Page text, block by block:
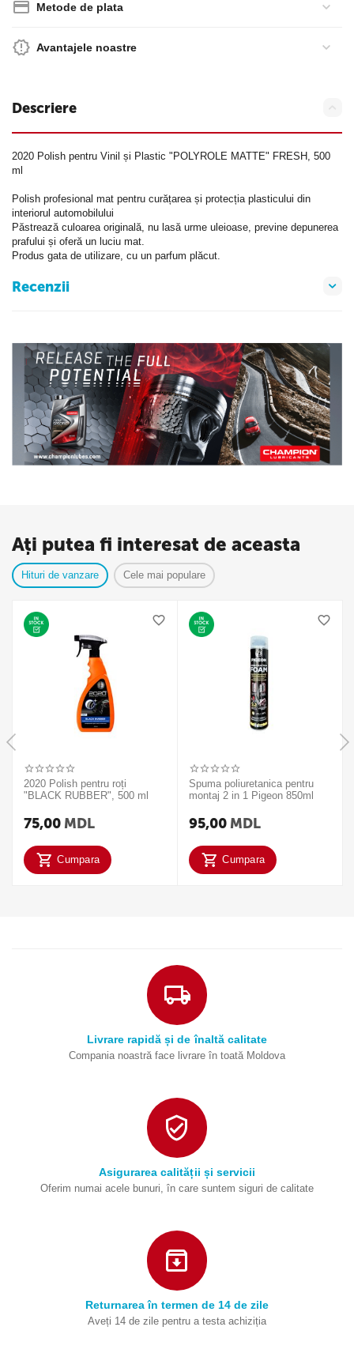
Metode de plata
Avantajele noastre
Descriere
2020 Polish pentru Vinil și Plastic "POLYROLE MATTE" FRESH, 500
ml
Polish profesional mat pentru curățarea și protecția plasticului din
interiorul automobilului
Păstrează culoarea originală, nu lasă urme uleioase, previne depunerea
prafului și oferă un luciu mat.
Produs gata de utilizare, cu un parfum plăcut.
Recenzii
Ați putea fi interesat de aceasta
Hituri de vanzare Cele mai populare
2020 Polish pentru roți
"BLACK RUBBER", 500 ml
75,00 MDL
Cumpara
Spuma poliuretanica pentru
montaj 2 in 1 Pigeon 850ml
95,00 MDL
Cumpara
Livrare rapidă și de înaltă calitate
Compania noastră face livrare în toată Moldova
Asigurarea calității și servicii
Oferim numai acele bunuri, în care suntem siguri de calitate
Returnarea în termen de 14 de zile
Aveți 14 de zile pentru a testa achiziția